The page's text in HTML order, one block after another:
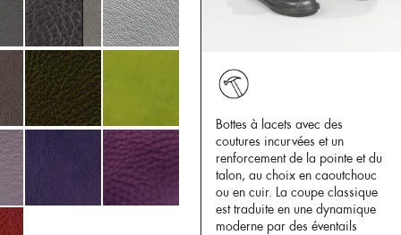
Bottes à lacets avec des
coutures incurvées et un
renforcement de la pointe et du
talon, au choix en caoutchouc
ou en cuir. La coupe classique
est traduite en une dynamique
moderne par des éventails